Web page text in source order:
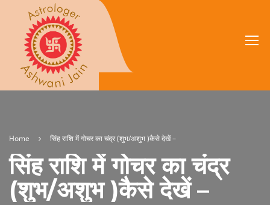
Home सिंह राशि में गोचर का चंद्र (शुभ/अशुभ )कैसे देखें –
सिंह राशि में गोचर का चंद्र
(शुभ/अशुभ )कैसे देखें –